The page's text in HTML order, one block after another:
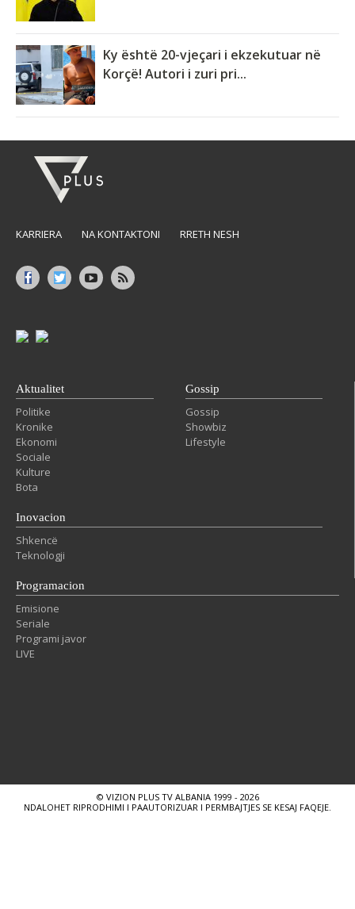
Ky është 20-vjeçari i ekzekutuar në
Korçë! Autori i zuri pri...
KARRIERA NA KONTAKTONI RRETH NESH
Aktualitet
Politike
Kronike
Ekonomi
Sociale
Kulture
Bota
Gossip
Gossip
Showbiz
Lifestyle
Inovacion
Shkencë
Teknologji
Programacion
Emisione
Seriale
Programi javor
LIVE
© VIZION PLUS TV ALBANIA 1999 - 2026
NDALOHET RIPRODHIMI I PAAUTORIZUAR I PERMBAJTJES SE KESAJ FAQEJE.